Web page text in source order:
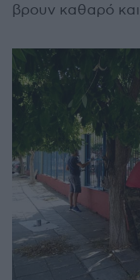
βρουν καθαρό